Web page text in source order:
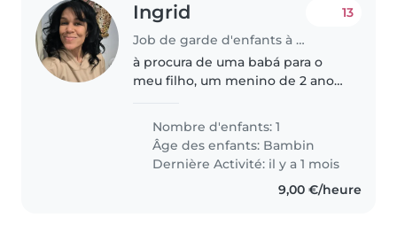
Ingrid
Job de garde d'enfants à Roquebrune-Cap-Martin
13
à procura de uma babá para o
meu filho, um menino de 2 anos,
entende e se comunica em
francês e português.
Nombre d'enfants: 1
Âge des enfants: Bambin
Dernière Activité: il y a 1 mois
9,00 €/heure